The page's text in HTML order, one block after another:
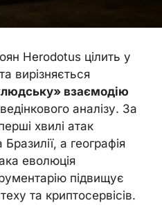
Herodotus цілить у
вирізняється
взаємодію
аналізу. За
хвилі атак
Бразилії, а географія
еволюція
підвищує
та криптосервісів.